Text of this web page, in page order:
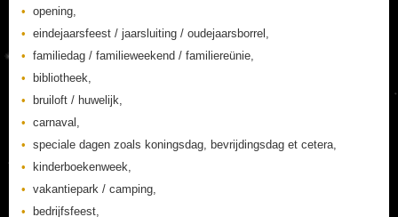
opening,
eindejaarsfeest / jaarsluiting / oudejaarsborrel,
familiedag / familieweekend / familiereünie,
bibliotheek,
bruiloft / huwelijk,
carnaval,
speciale dagen zoals koningsdag, bevrijdingsdag et cetera,
kinderboekenweek,
vakantiepark / camping,
bedrijfsfeest,